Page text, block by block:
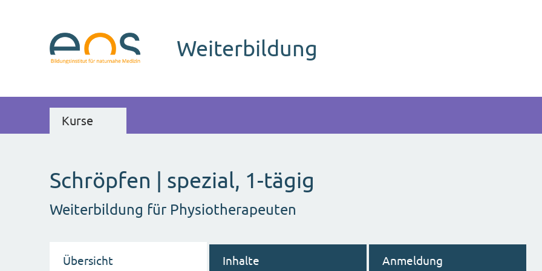
Weiterbildung
Kurse
Schröpfen | spezial, 1-tägig
Weiterbildung für Physiotherapeuten
Übersicht Inhalte Anmeldung